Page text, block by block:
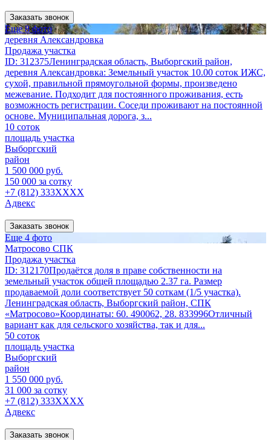
Заказать звонок
Еще 8 фото
деревня Александровка
Продажа участка
ID: 312375Ленинградская область, Выборгский район,
деревня Александровка: Земельный участок 10.00 соток ИЖС,
сухой, правильной прямоугольной формы, произведено
межевание. Подходит для постоянного проживания, есть
возможность регистрации. Соседи проживают на постоянной
основе. Муниципальная дорога, з...
10 соток
площадь участка
Выборгский
район
1 500 000 руб.
150 000 за сотку
+7 (812) 333XXXX
Адвекс
Заказать звонок
Еще 4 фото
Матросово СПК
Продажа участка
ID: 312170Продаётся доля в праве собственности на
земельный участок общей площадью 2.37 га. Размер
продаваемой доли соответствует 50 соткам (1/5 участка).
Ленинградская область, Выборгский район, СПК
«Матросово»Координаты: 60. 490062, 28. 833996Отличный
вариант как для сельского хозяйства, так и для...
50 соток
площадь участка
Выборгский
район
1 550 000 руб.
31 000 за сотку
+7 (812) 333XXXX
Адвекс
Заказать звонок